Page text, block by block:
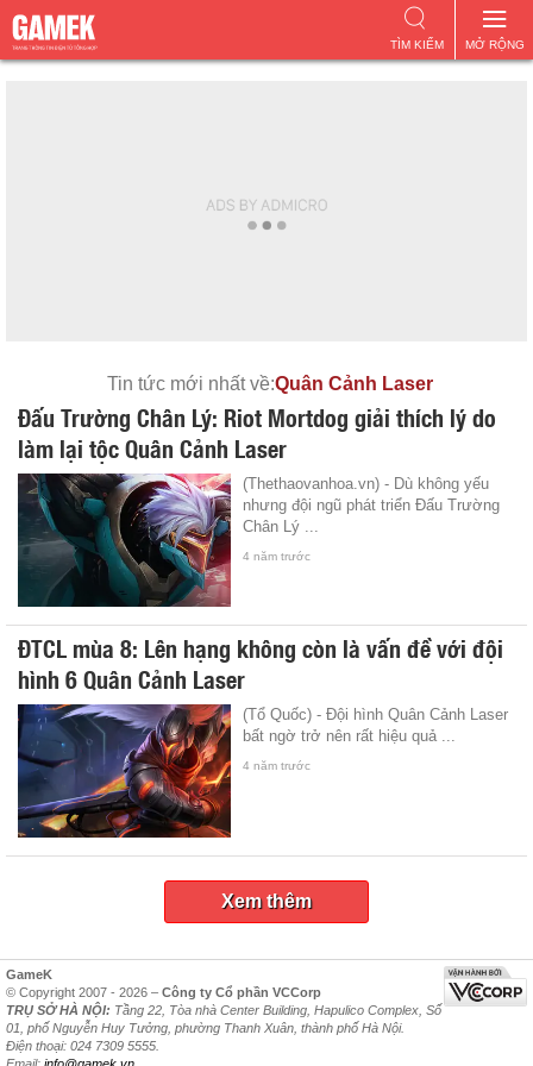
MỞ RỘNG
TÌM KIẾM
Tin tức mới nhất về:Quân Cảnh Laser
Đấu Trường Chân Lý: Riot Mortdog giải thích lý do
làm lại tộc Quân Cảnh Laser
(Thethaovanhoa.vn) - Dù không yếu
nhưng đội ngũ phát triển Đấu Trường
Chân Lý ...
4 năm trước
ĐTCL mùa 8: Lên hạng không còn là vấn đề với đội
hình 6 Quân Cảnh Laser
(Tổ Quốc) - Đội hình Quân Cảnh Laser
bất ngờ trở nên rất hiệu quả ...
4 năm trước
Xem thêm
GameK
© Copyright 2007 - 2026 – Công ty Cổ phần VCCorp
TRỤ SỞ HÀ NỘI: Tầng 22, Tòa nhà Center Building, Hapulico Complex, Số
01, phố Nguyễn Huy Tưởng, phường Thanh Xuân, thành phố Hà Nội.
Điện thoại: 024 7309 5555.